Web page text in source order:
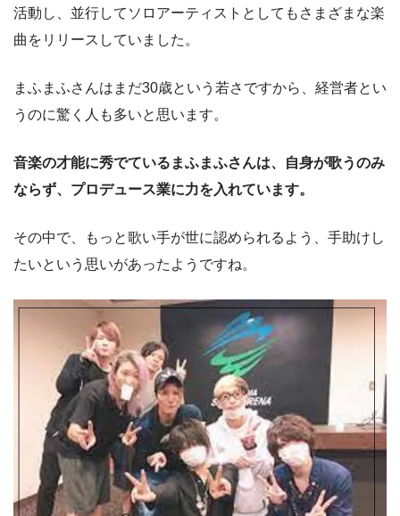
活動し、並行してソロアーティストとしてもさまざまな楽
曲をリリースしていました。
まふまふさんはまだ30歳という若さですから、経営者とい
うのに驚く人も多いと思います。
音楽の才能に秀でているまふまふさんは、自身が歌うのみ
ならず、プロデュース業に力を入れています。
その中で、もっと歌い手が世に認められるよう、手助けし
たいという思いがあったようですね。